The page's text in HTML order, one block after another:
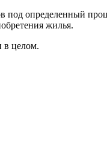
под определенный
жилья.
в целом.